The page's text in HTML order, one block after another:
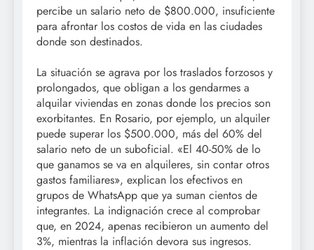
percibe un salario neto de $800.000, insuficiente
para afrontar los costos de vida en las ciudades
donde son destinados.
La situación se agrava por los traslados forzosos y
prolongados, que obligan a los gendarmes a
alquilar viviendas en zonas donde los precios son
exorbitantes. En Rosario, por ejemplo, un alquiler
puede superar los $500.000, más del 60% del
salario neto de un suboficial. «El 40-50% de lo
que ganamos se va en alquileres, sin contar otros
gastos familiares», explican los efectivos en
grupos de WhatsApp que ya suman cientos de
integrantes. La indignación crece al comprobar
que, en 2024, apenas recibieron un aumento del
3%, mientras la inflación devora sus ingresos.